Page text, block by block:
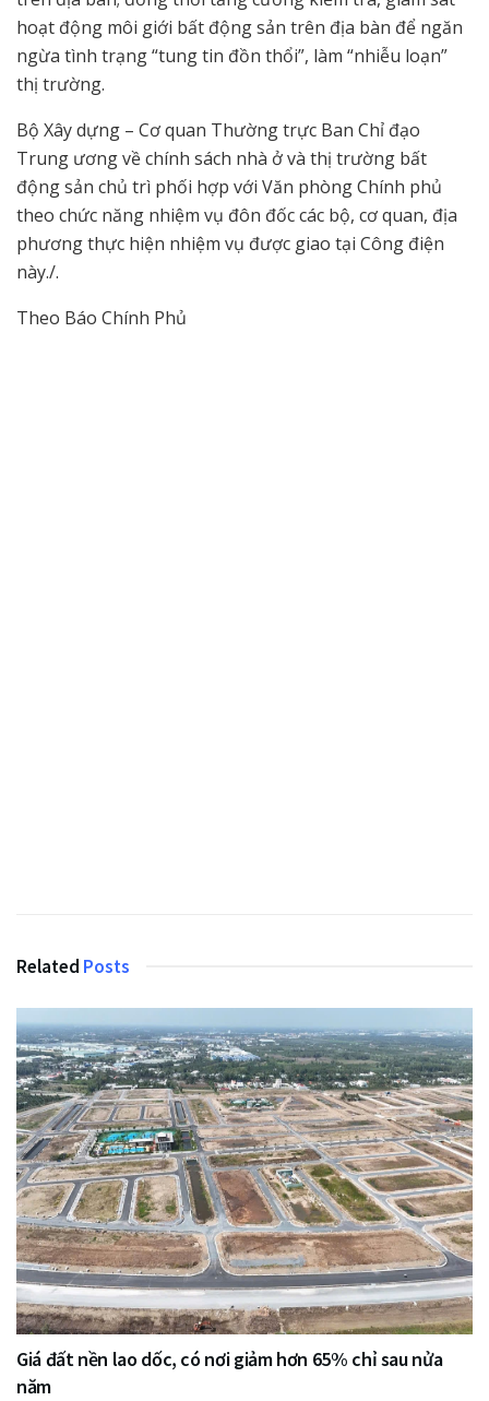
hoạt động môi giới bất động sản trên địa bàn để ngăn
ngừa tình trạng “tung tin đồn thổi”, làm “nhiễu loạn”
thị trường.
Bộ Xây dựng – Cơ quan Thường trực Ban Chỉ đạo
Trung ương về chính sách nhà ở và thị trường bất
động sản chủ trì phối hợp với Văn phòng Chính phủ
theo chức năng nhiệm vụ đôn đốc các bộ, cơ quan, địa
phương thực hiện nhiệm vụ được giao tại Công điện
này./.
Theo Báo Chính Phủ
Related Posts
Giá đất nền lao dốc, có nơi giảm hơn 65% chỉ sau nửa
năm